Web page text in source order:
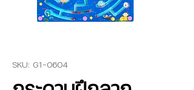
SKU: G1-0604